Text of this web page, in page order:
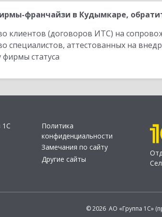
франчайзи в Кудымкаре,
клиентов (договоров ИТС) на
специалистов, аттестованных на
фирмы статуса
1С
Политика
конфиденциальности
Замечания по сайту
Другие сайты
© 2026 АО «Группа 1С»